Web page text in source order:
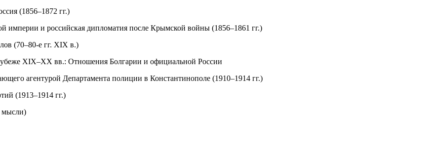
(1856–1872 гг.)
империи и российская дипломатия после Крымской войны (1856–1861 гг.)
(70–80-е гг. XIX в.)
XIX–XX вв.: Отношения Болгарии и официальной России
агентурой Департамента полиции в Константинополе (1910–1914 гг.)
(1913–1914 гг.)
мысли)